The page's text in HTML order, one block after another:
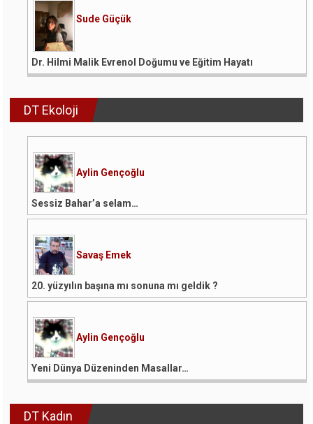
Sude Güçük
Dr. Hilmi Malik Evrenol Doğumu ve Eğitim Hayatı
DT Ekoloji
Aylin Gençoğlu
Sessiz Bahar’a selam…
Savaş Emek
20. yüzyılın başına mı sonuna mı geldik ?
Aylin Gençoğlu
Yeni Dünya Düzeninden Masallar…
DT Kadın